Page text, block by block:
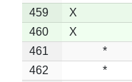
459
X
460
X
461
*
462
*